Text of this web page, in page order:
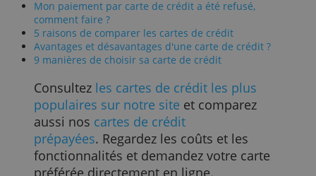
Pensez aussi aux minima légaux — vous
les trouverez généralement sur votre
relevé mensuel, ainsi qu'à la date
d'échéance de remboursement — et
rappelez-vous que, comme pour un prêt,
vous payez des intérêts sur le solde
impayé. Ceux-ci sont souvent forts
élévés. Rembourser en une seule fois
peut donc être moins cher au final.